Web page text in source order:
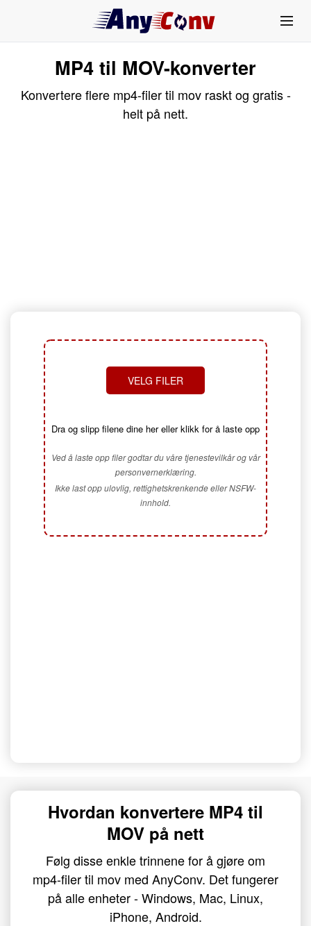
MP4 til MOV-konverter
Konvertere flere mp4-filer til mov raskt og gratis -
helt på nett.
VELG FILER
Dra og slipp filene dine her eller klikk for å laste opp
Ved å laste opp filer godtar du våre tjenestevilkår og vår
personvernerklæring.
Ikke last opp ulovlig, rettighetskrenkende eller NSFW-
innhold.
Hvordan konvertere MP4 til
MOV på nett
Følg disse enkle trinnene for å gjøre om
mp4-filer til mov med AnyConv. Det fungerer
på alle enheter - Windows, Mac, Linux,
iPhone, Android.